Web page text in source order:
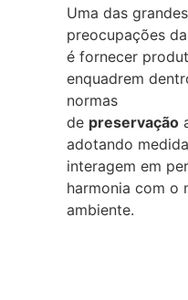
Uma das grandes
preocupações
é fornecer
enquadrem
normas
de preservação
adotando
interagem em
harmonia com o
ambiente.